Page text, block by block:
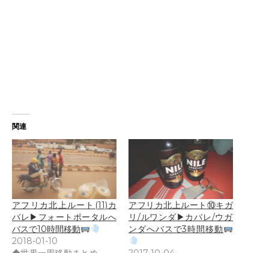
関連
アフリカ北上ルート(11)カ
バレ▶︎フォートポータルへ
バスで10時間移動
2018-01-10
アフリカ北上ルート⑩キガ
リ/ルワンダ▶︎カバレ/ウガ
ンダへバスで3時間移動